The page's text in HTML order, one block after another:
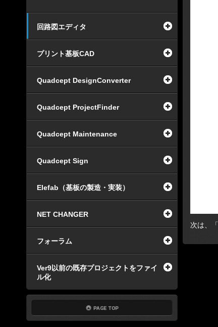
回路図エディタ
プリント基板CAD
Quadcept DesignConverter
Quadcept ProjectFinder
Quadcept Maintenance
Quadcept Sign
Elefab（基板の製造・実装）
NET CHANGER
フォーラム
Ver9以前の既存プロジェクトをファイ
ル化
次は、「